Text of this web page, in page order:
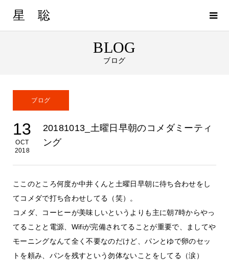
星 聡
BLOG
ブログ
ブログ
13
OCT
2018
20181013_土曜日早朝のコメダミーティ
ング
ここのところ何度か中井くんと土曜日早朝に待ち合わせをし
てコメダで打ち合わせしてる（笑）。
コメダ、コーヒーが美味しいというよりも主に朝7時からやっ
てることと電源、Wifiが完備されてることが重要で、ましてや
モーニングなんて全く不要なのだけど、パンとゆで卵のセッ
トを頼み、パンを残すという勿体ないことをしてる（涙）